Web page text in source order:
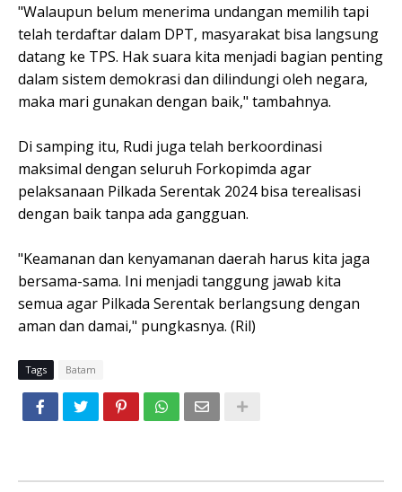
"Walaupun belum menerima undangan memilih tapi
telah terdaftar dalam DPT, masyarakat bisa langsung
datang ke TPS. Hak suara kita menjadi bagian penting
dalam sistem demokrasi dan dilindungi oleh negara,
maka mari gunakan dengan baik," tambahnya.
Di samping itu, Rudi juga telah berkoordinasi
maksimal dengan seluruh Forkopimda agar
pelaksanaan Pilkada Serentak 2024 bisa terealisasi
dengan baik tanpa ada gangguan.
"Keamanan dan kenyamanan daerah harus kita jaga
bersama-sama. Ini menjadi tanggung jawab kita
semua agar Pilkada Serentak berlangsung dengan
aman dan damai," pungkasnya. (Ril)
Tags Batam